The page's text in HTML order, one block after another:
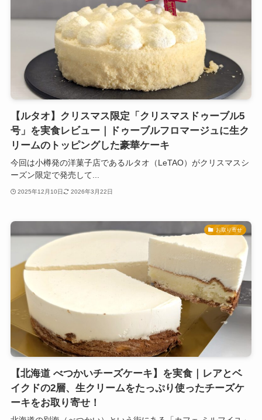
【ルタオ】クリスマス限定「クリスマスドゥーブル5
号」を実食レビュー｜ドゥーブルフロマージュに生ク
リームのトッピングした豪華ケーキ
今回は小樽発の洋菓子店であるルタオ（LeTAO）がクリスマスシ
ーズン限定で発売して...
2025年12月10日 2026年3月22日
お取り寄せ
【北海道 べつかいチーズケーキ】を実食｜レアとベ
イクドの2層、生クリームをたっぷり使ったチーズケ
ーキをお取り寄せ！